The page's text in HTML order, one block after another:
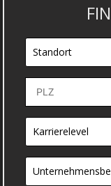
Standort
Karrierelevel